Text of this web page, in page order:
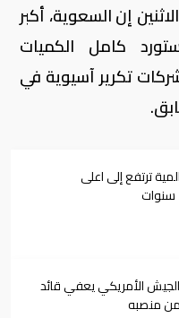
إن السعوية، أكبر
كامل الكميات
تكرير آسيوية في
ترتفع إلى اعلى
الأمريكي يعفي قائد
منصبه